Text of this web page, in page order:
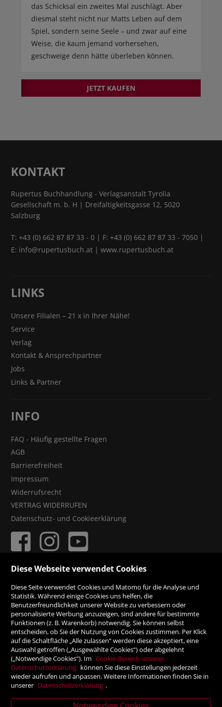
das Schicksal ein zweites Mal zuschlägt. Aber
diesmal steht nicht nur Matts Leben auf dem
Spiel, sondern seine Seele – und zwar auf eine
Weise, die kaum jemand vorhersehen,
geschweige denn hätte überleben können.
JETZT KAUFEN
KONTAKT
Rupertus Buchhandlung - Verlagsanstalt Tyrolia
Gesellschaft m. b. H | Dreifaltigkeitsgasse 12, 5020
Salzburg
T:+43 (0) 662 87 87 33 - 0 | F: +43 (0) 662 87 87 33 - 7050 |
E: info@rupertusbuch.at |www.rupertusbuch.at
LINKS
Unsere Filialen – 21 x in Ihrer Nähe!
Service
Verlag
Kontakt & Ansprechpartner
Jobs
Links & Partner
INFO
FAQ - Häufig gestellte Fragen
AGB
Barrierefreiheit
Impressum
Widerrufsrecht
VERTRAG WIDERRUFEN
Datenschutz- und Cookieerklärung
Rechnung
Vorauskasse
SICHER ONLINE SHOPPEN!
Diese Webseite verwendet Cookies
Diese Seite verwendet Cookies und Matomo für die Analyse und
Statistik. Während einige Cookies uns helfen, die
Benutzerfreundlichkeit unserer Website zu verbessern oder
personalisierte Werbung anzuzeigen, sind andere für bestimmte
Funktionen (z. B. Warenkorb) notwendig. Sie können selbst
entscheiden, ob Sie der Nutzung von Cookies zustimmen. Per Klick
auf die Schaltfläche „Alle zulassen“ werden diese akzeptiert, eine
Auswahl getroffen („Ausgewählte Cookies“) oder abgelehnt
(„Notwendige Cookies“). Im Cookie-Bereich unserer
Datenschutzerklärung können Sie diese Einstellungen jederzeit
wieder aufrufen und anpassen. Weitere Informationen finden Sie in
unserer Datenschutzerklärung .